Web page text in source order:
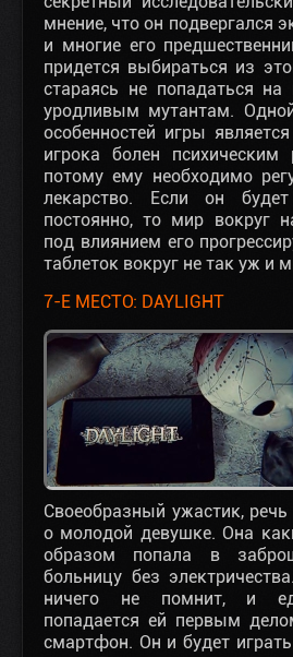
мнение, что он подвергался
и многие его
придется выбираться из
стараясь не попадаться
уродливым мутантам.
особенностей игры
игрока болен психическим
потому ему необходимо
лекарство. Если он
постоянно, то мир вокруг
под влиянием его
таблеток вокруг не так уж и
7-Е МЕСТО: DAYLIGHT
Своеобразный ужастик,
о молодой девушке. Она
образом попала в
больницу без
ничего не помнит, и
попадается ей первым
смартфон. Он и будет